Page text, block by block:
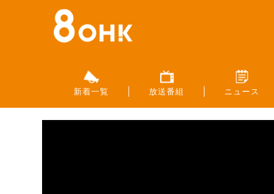
新着一覧 放送番組 ニュース